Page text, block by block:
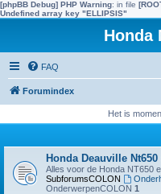
[phpBB Debug] PHP Warning: in file
Undefined array key "ELLIPSIS"
Honda
FAQ
Forumindex
Het is
Honda Deauville Nt650
Alles voor de Honda NT650
SubforumsCOLON
OnderwerpenCOLON 1